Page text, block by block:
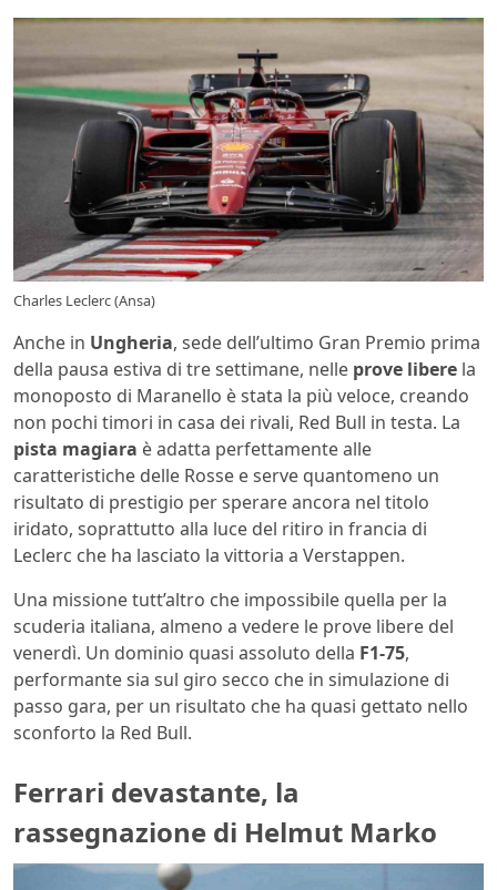
Charles Leclerc (Ansa)
Anche in Ungheria, sede dell’ultimo Gran Premio prima
della pausa estiva di tre settimane, nelle prove libere la
monoposto di Maranello è stata la più veloce, creando
non pochi timori in casa dei rivali, Red Bull in testa. La
pista magiara è adatta perfettamente alle
caratteristiche delle Rosse e serve quantomeno un
risultato di prestigio per sperare ancora nel titolo
iridato, soprattutto alla luce del ritiro in francia di
Leclerc che ha lasciato la vittoria a Verstappen.
Una missione tutt’altro che impossibile quella per la
scuderia italiana, almeno a vedere le prove libere del
venerdì. Un dominio quasi assoluto della F1-75,
performante sia sul giro secco che in simulazione di
passo gara, per un risultato che ha quasi gettato nello
sconforto la Red Bull.
Ferrari devastante, la
rassegnazione di Helmut Marko